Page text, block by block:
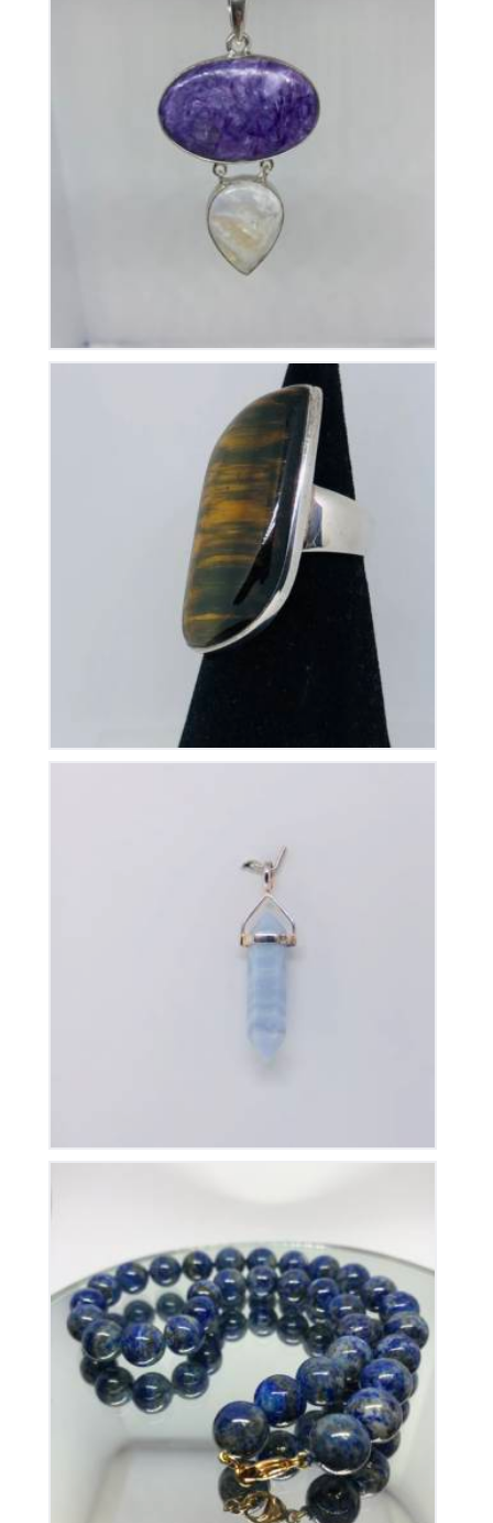
Pendentif Charoïte et Pierre de Lune
390€
Bague Oeil de Tigre sur Argent
125€
Pendentif Pointe Calcedoine Bleue
Collier Lapis Lazuli
175